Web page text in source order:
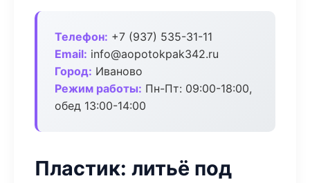
Телефон: +7 (937) 535-31-11
Email: info@aopotokpak342.ru
Город: Иваново
Режим работы: Пн-Пт: 09:00-18:00,
обед 13:00-14:00
Пластик: литьё под